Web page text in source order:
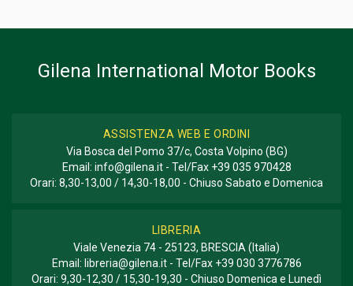
Gilena International Motor Books
ASSISTENZA WEB E ORDINI
Via Bosca del Pomo 37/c, Costa Volpino (BG)
Email: info@gilena.it- Tel/Fax +39 035 970428
Orari: 8,30-13,00 / 14,30-18,00 - Chiuso Sabato e Domenica
LIBRERIA
Viale Venezia 74 - 25123, BRESCIA (Italia)
Email: libreria@gilena.it- Tel/Fax +39 030 3776786
Orari: 9,30-12,30 / 15,30-19,30 - Chiuso Domenica e Lunedì